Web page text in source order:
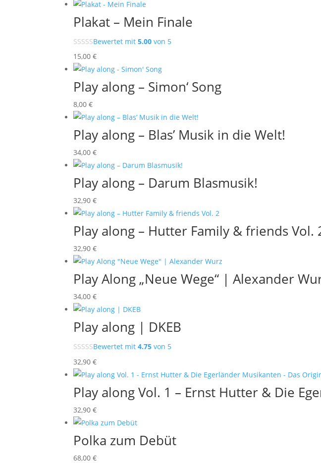
Plakat – Mein Finale
Bewertet mit5.00 von 5
15,00€
Play along – Simon‘ Song
8,00€
Play along – Blas’ Musik in die Welt!
34,00€
Play along – Darum Blasmusik!
32,90€
Play along – Hutter Family & friends Vol.
32,90€
Play Along „Neue Wege“ | Alexander
34,00€
Play along | DKEB
Bewertet mit4.75 von 5
32,90€
Play along Vol. 1 – Ernst Hutter & Die
32,90€
Polka zum Debüt
68,00€